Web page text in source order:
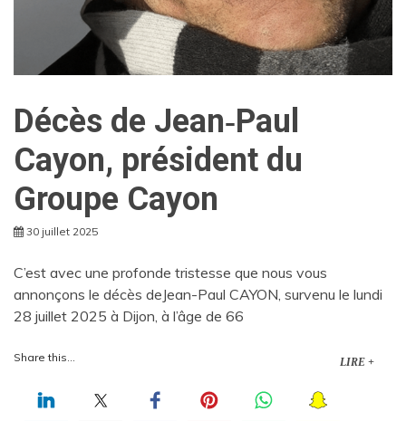
Décès de Jean‑Paul
Cayon, président du
Groupe Cayon
30 juillet 2025
C’est avec une profonde tristesse que nous vous
annonçons le décès deJean-Paul CAYON, survenu le lundi
28 juillet 2025 à Dijon, à l’âge de 66
Share this... LIRE +